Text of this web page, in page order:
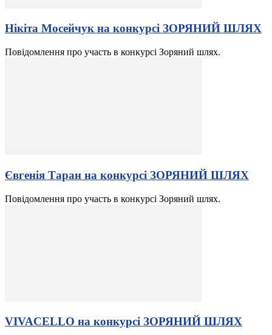
Нікіта Мосейчук на конкурсі ЗОРЯНИЙ ШЛЯХ
Повідомлення про участь в конкурсі Зоряний шлях.
Євгенія Таран на конкурсі ЗОРЯНИЙ ШЛЯХ
Повідомлення про участь в конкурсі Зоряний шлях.
VIVACELLO на конкурсі ЗОРЯНИЙ ШЛЯХ